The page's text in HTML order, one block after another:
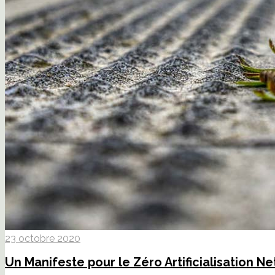
23 octobre 2020
Un Manifeste pour le Zéro Artificialisation